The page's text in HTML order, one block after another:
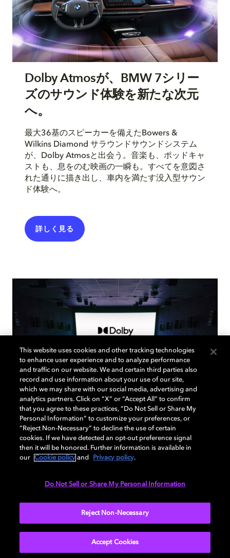
Dolby Atmosが、BMW 7シリー
ズのサウンド体験を新たな次元
へ。
最大36基のスピーカーを備えたBowers &
Wilkins Diamond サラウンドサウンドシステム
が、Dolby Atmosと出会う。音楽も、ポッドキャ
ストも、息をのむ映画の一瞬も。すべてを意図さ
れた通りに描き出し、車内を満たす没入型サウン
ド体験へ。
詳しく​見る​
『名探偵コナン ハイウェイの堕
天使』、ドルビーシネマに登場
ドルビービジョンとドルビーアトモスによる上映
で、全国のドルビーシネマにて公開。TOHOシ
ルビーのプレミアムシネマ展開をさらに拡大しま
詳しく見る
This website uses cookies and other tracking technologies
to enhance user experience and to analyze performance
and traffic on our website. We and certain third parties also
record and use information about your use of our site,
which we may share with our social media, advertising and
analytics partners. Click on “X” or “Accept All” to confirm
that you agree to these practices, “Do Not Sell or Share My
Personal Information” to customize your preferences, or
“Reject Non-Necessary” to decline the use of certain
cookies. If we have detected an opt-out preference signal
then it will be honored. Further information is available in
our
Cookie policy and Privacy policy.
Do Not Sell or Share My Personal Information
Reject Non-Necessary
Accept Cookies